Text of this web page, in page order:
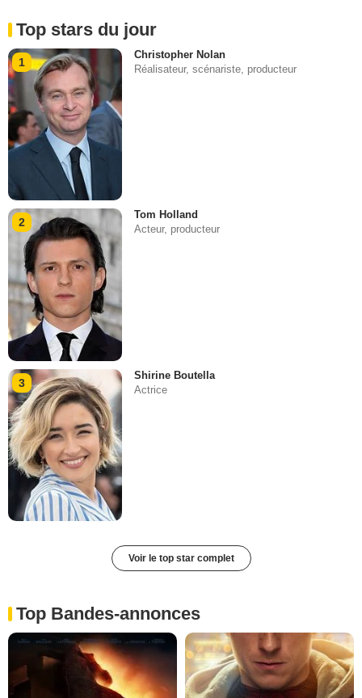
Top stars du jour
1
Christopher Nolan
Réalisateur, scénariste, producteur
2
Tom Holland
Acteur, producteur
3
Shirine Boutella
Actrice
Voir le top star complet
Top Bandes-annonces